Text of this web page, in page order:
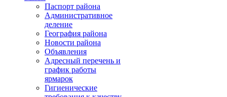
Паспорт района
Административное
деление
География района
Новости района
Объявления
Адресный перечень и
график работы
ярмарок
Гигиенические